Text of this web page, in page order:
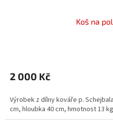
Koš na
2 000 Kč
Výrobek z dílny kováře p.
cm, hloubka 40 cm, hmotnost 13